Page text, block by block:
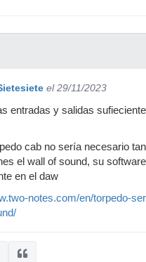
el 29/11/2023
entradas y salidas
cab no sería necesario
el wall of sound, su
en el daw
notes.com/en/torpedo-